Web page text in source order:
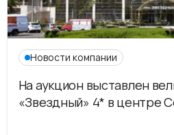
Новости компании
На аукцион выставлен
«Звездный» 4* в центре